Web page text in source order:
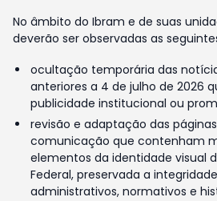
No âmbito do Ibram e de suas
deverão ser observadas as
ocultação temporária das
anteriores a 4 de julho de 2026
publicidade institucional ou
revisão e adaptação das
comunicação que contenham
elementos da identidade visual
Federal, preservada a
administrativos, normativos e